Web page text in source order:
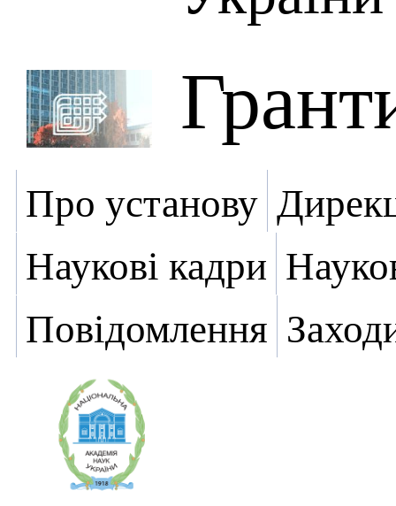
Про установу
Наукові кадри
Повідомлення